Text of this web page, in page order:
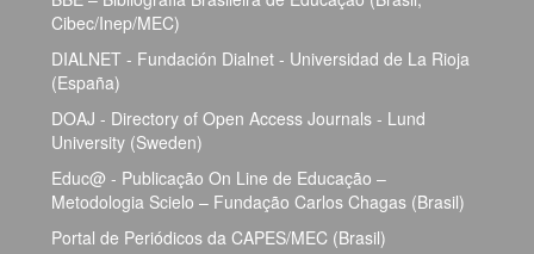
Cibec/Inep/MEC)
DIALNET - Fundación Dialnet - Universidad de La Rioja
(España)
DOAJ - Directory of Open Access Journals - Lund
University (Sweden)
Educ@ - Publicação On Line de Educação –
Metodologia Scielo – Fundação Carlos Chagas (Brasil)
Portal de Periódicos da CAPES/MEC (Brasil)